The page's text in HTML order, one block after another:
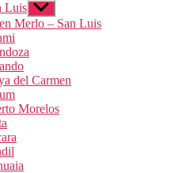
Luis Mostrar
el
submenú
Merlo – San Luis
del Carmen
Morelos